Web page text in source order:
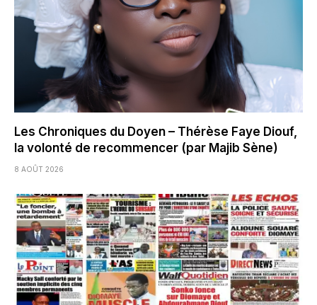
Les Chroniques du Doyen – Thérèse Faye Diouf,
la volonté de recommencer (par Majib Sène)
8 AOÛT 2026